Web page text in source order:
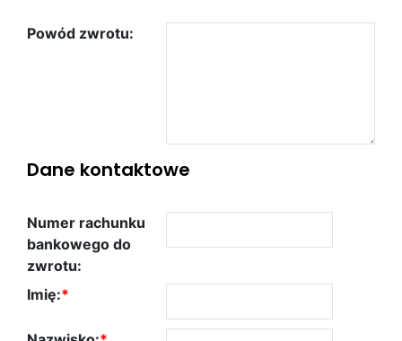
Powód zwrotu:
Dane kontaktowe
Numer rachunku
bankowego do
zwrotu:
Imię:*